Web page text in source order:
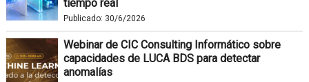
tiempo real
Publicado: 30/6/2026
Webinar de CIC Consulting Informático sobre
capacidades de LUCA BDS para detectar
anomalías